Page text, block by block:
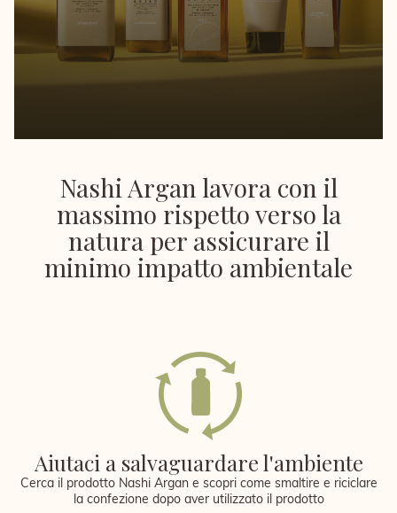
Nashi Argan lavora con il
massimo rispetto verso la
natura per assicurare il
minimo impatto ambientale
Aiutaci a salvaguardare l'ambiente
Cerca il prodotto Nashi Argan e scopri come smaltire e riciclare
la confezione dopo aver utilizzato il prodotto